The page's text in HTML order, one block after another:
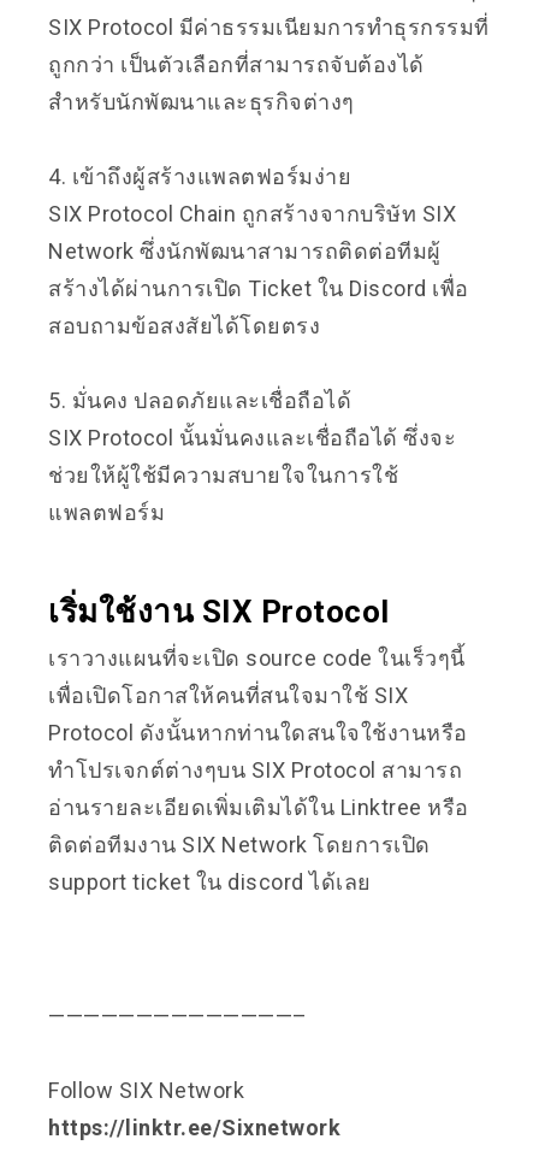
SIX Protocol มีค่าธรรมเนียมการทำธุรกรรมที่
ถูกกว่า เป็นตัวเลือกที่สามารถจับต้องได้
สำหรับนักพัฒนาและธุรกิจต่างๆ
4. เข้าถึงผู้สร้างแพลตฟอร์มง่าย
SIX Protocol Chain ถูกสร้างจากบริษัท SIX
Network ซึ่งนักพัฒนาสามารถติดต่อทีมผู้
สร้างได้ผ่านการเปิด Ticket ใน Discord เพื่อ
สอบถามข้อสงสัยได้โดยตรง
5. มั่นคง ปลอดภัยและเชื่อถือได้
SIX Protocol นั้นมั่นคงและเชื่อถือได้ ซึ่งจะ
ช่วยให้ผู้ใช้มีความสบายใจในการใช้
แพลตฟอร์ม
เริ่มใช้งาน SIX Protocol
เราวางแผนที่จะเปิด source code ในเร็วๆนี้
เพื่อเปิดโอกาสให้คนที่สนใจมาใช้ SIX
Protocol ดังนั้นหากท่านใดสนใจใช้งานหรือ
ทำโปรเจกต์ต่างๆบน SIX Protocol สามารถ
อ่านรายละเอียดเพิ่มเติมได้ใน Linktree หรือ
ติดต่อทีมงาน SIX Network โดยการเปิด
support ticket ใน discord ได้เลย
——————————————–
Follow SIX Network
https://linktr.ee/Sixnetwork